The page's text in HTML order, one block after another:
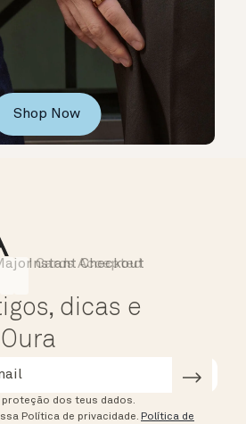
Shop Now
Instant Checkout
Cards Accepted
dicas e
dos teus dados.
Política de privacidade. Política de